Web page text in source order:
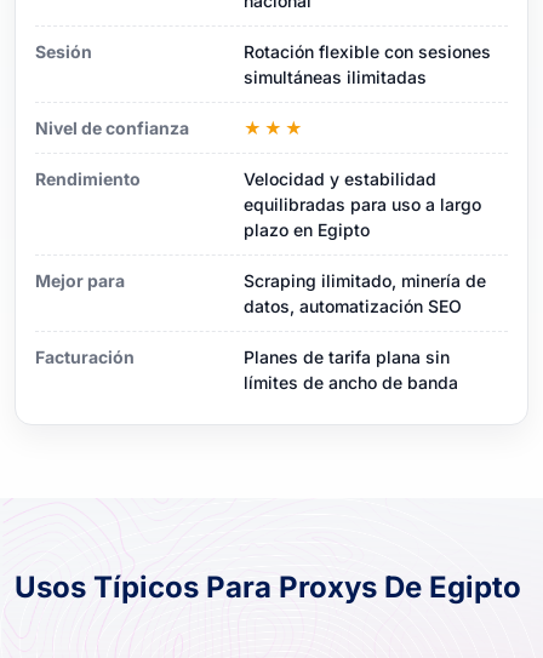
Sesión
Rotación flexible con sesiones
simultáneas ilimitadas
Nivel de confianza ★★★
Rendimiento
Velocidad y estabilidad
equilibradas para uso a largo
plazo en Egipto
Mejor para
Scraping ilimitado, minería de
datos, automatización SEO
Facturación
Planes de tarifa plana sin
límites de ancho de banda
Usos Típicos Para Proxys De Egipto